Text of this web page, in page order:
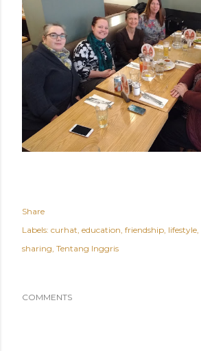
Share
Labels: curhat education friendship lifestyle
sharing Tentang Inggris
COMMENTS